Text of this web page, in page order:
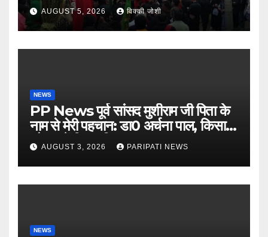
AUGUST 5, 2026 विक्की जोशी
NEWS
PP News पूर्व सांसद मुशीराम जी पिता के
नाम से मेरी पहचान: डा0 अर्चना पाल, किसान
चौपाल में दिया परिचय
AUGUST 3, 2026 PARIPATI NEWS
NEWS